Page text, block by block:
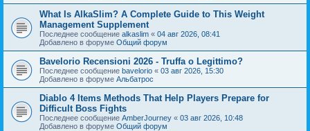
What Is AlkaSlim? A Complete Guide to This Weight
Management Supplement
Последнее сообщение alkaslim « 04 авг 2026, 08:41
Добавлено в форуме Общий форум
Bavelorio Recensioni 2026 - Truffa o Legittimo?
Последнее сообщение bavelorio « 03 авг 2026, 15:30
Добавлено в форуме Альбатрос
Diablo 4 Items Methods That Help Players Prepare for
Difficult Boss Fights
Последнее сообщение AmberJourney « 03 авг 2026, 10:48
Добавлено в форуме Общий форум